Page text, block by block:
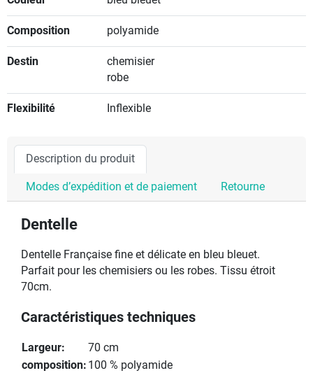
Composition polyamide
Destin
chemisier
robe
Flexibilité Inflexible
Description du produit
Modes d’expédition et de paiement Retourne
Dentelle
Dentelle Française fine et délicate en bleu bleuet.
Parfait pour les chemisiers ou les robes. Tissu étroit
70cm.
Caractéristiques techniques
Largeur:
70 cm
composition: 100 % polyamide